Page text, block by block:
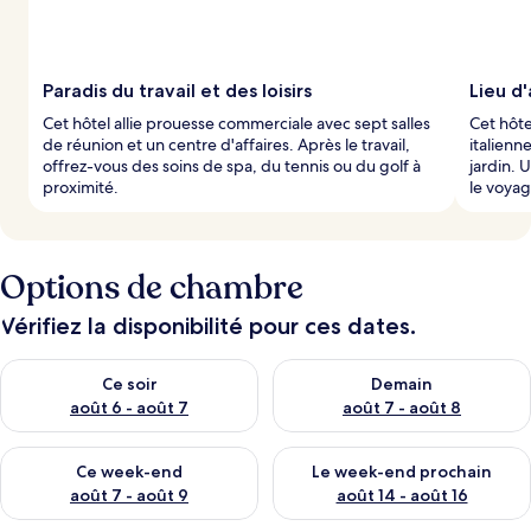
Paradis du travail et des loisirs
Cet hôtel allie prouesse commerciale avec sept salles
de réunion et un centre d'affaires. Après le travail,
offrez-vous des soins de spa, du tennis ou du golf à
proximité.
Lieu
Cet
jardin.
le
Options de chambre
Vérifiez la disponibilité pour ces dates.
Ce soir
août 6 - août 7
Vérifier la disponibilité pour ce soir août 6 - août 7
Demain
août 7 - août 8
Vérifier la disponibilité pour
Ce week-end
août 7 - août 9
Vérifier la disponibilité pour ce week-end août 7 - août 9
Le week-end prochain
août 14 - août 16
Vérifier la disponibilité pour